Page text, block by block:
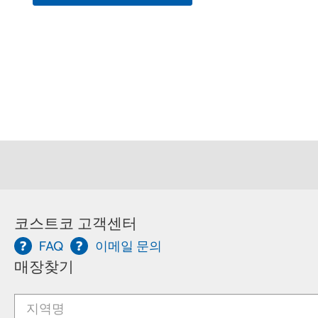
코스트코 고객센터
FAQ 이메일 문의
매장찾기